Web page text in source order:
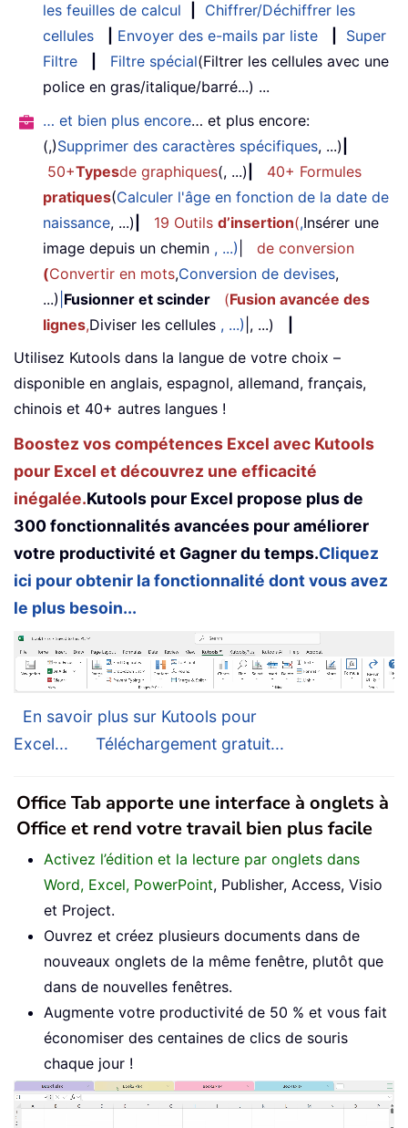
les feuilles de calcul
Chiffrer/Déchiffrer les
cellules
Envoyer des e-mails par liste
Super
Filtre
Filtre spécial(Filtrer les cellules avec une
police en gras/italique/barré...) ...
… et bien plus encore… et plus encore:
(,)Supprimer des caractères spécifiques, ...)
50+Typesde graphiques(, ...)
40+ Formules
pratiques(Calculer l'âge en fonction de la date de
naissance, ...) 19 Outils d’insertion(,Insérer une
image depuis un chemin , ...)
de conversion
(Convertir en mots,Conversion de devises,
...) Fusionner et scinder (Fusion avancée des
lignes,Diviser les cellules , ...) |, ...)
Utilisez Kutools dans la langue de votre choix –
disponible en anglais, espagnol, allemand, français,
chinois et 40+ autres langues !
Boostez vos compétences Excel avec Kutools
pour Excel et découvrez une efficacité
inégalée.Kutools pour Excel propose plus de
300 fonctionnalités avancées pour améliorer
votre productivité et Gagner du temps.Cliquez
ici pour obtenir la fonctionnalité dont vous avez
le plus besoin...
En savoir plus sur Kutools pour
Excel...
Téléchargement gratuit...
Office Tab apporte une interface à onglets à
Office et rend votre travail bien plus facile
Activez l’édition et la lecture par onglets dans
Word, Excel, PowerPoint, Publisher, Access, Visio
et Project.
Ouvrez et créez plusieurs documents dans de
nouveaux onglets de la même fenêtre, plutôt que
dans de nouvelles fenêtres.
Augmente votre productivité de 50 % et vous fait
économiser des centaines de clics de souris
chaque jour !